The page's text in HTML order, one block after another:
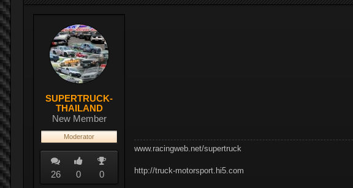
SUPERTRUCK-
THAILAND
New Member
Moderator
26 0 0
www.racingweb.net/supertruck
http://truck-motorsport.hi5.com